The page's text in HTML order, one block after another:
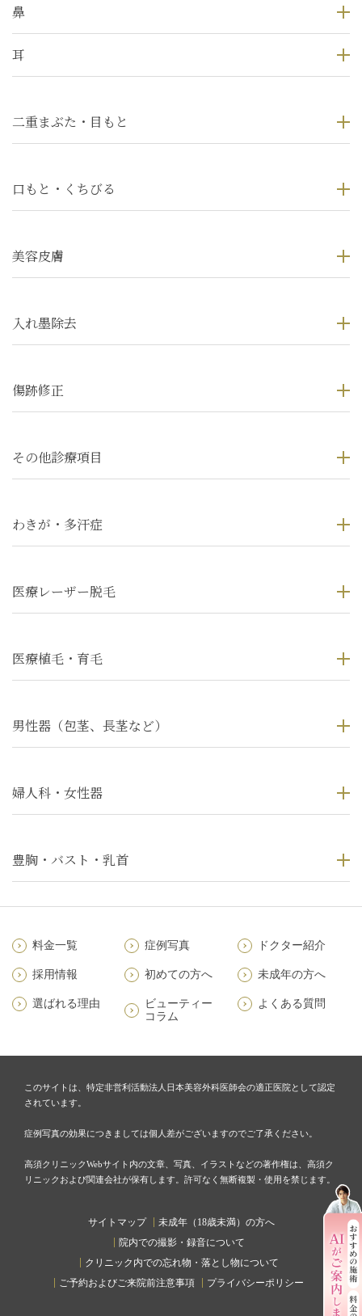
鼻
耳
二重まぶた・目もと
口もと・くちびる
美容皮膚
入れ墨除去
傷跡修正
その他診療項目
わきが・多汗症
医療レーザー脱毛
医療植毛・育毛
男性器（包茎、長茎など）
婦人科・女性器
豊胸・バスト・乳首
料金一覧 症例写真 ドクター紹介
採用情報 初めての方へ 未成年の方へ
選ばれる理由
ビューティー
コラム
よくある質問
このサイトは、特定非営利活動法人日本美容外科医師会の適正医院として認定
されています。
症例写真の効果につきましては個人差がございますのでご了承ください。
高須クリニックWebサイト内の文章、写真、イラストなどの著作権は、高須ク
リニックおよび関連会社が保有します。許可なく無断複製・使用を禁じます。
サイトマップ
未成年（18歳未満）の方へ
院内での撮影・録音について
クリニック内での忘れ物・落とし物について
ご予約およびご来院前注意事項
プライバシーポリシー